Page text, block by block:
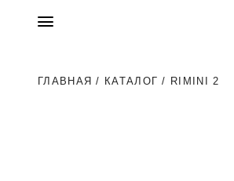
ГЛАВНАЯ / КАТАЛОГ / RIMINI 2